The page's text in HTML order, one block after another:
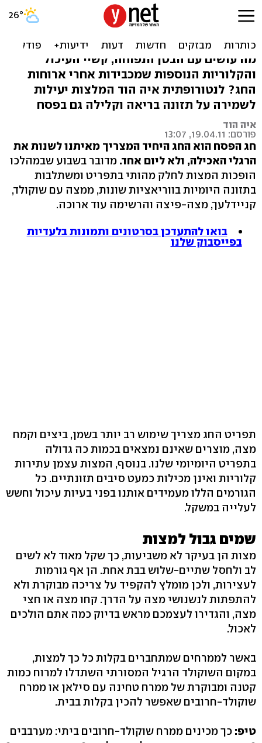
תה ותפוח: איך להקל על קשיי
מה עושים עם הבטן הנפוחה, קשיי העיכול
והקלוריות הנוספות שמכבידות אחרי ארוחות
החג? לנטורופתית איה הוד המלצות יעילות
לשמירה על תזונה בריאה וקלילה גם בפסח
איה הוד
פורסם: 19.04.11, 13:07
חג הפסח הוא החג היחיד המצריך מאיתנו לשנות את
הרגלי האכילה, ולא ליום אחד. מדובר בשבוע שבמהלכו
הופכות המצות לחלק מהותי בתפריט ומשתלבות
בתזונה היומיות בווריאציות שונות, ממצה עם שוקולד,
קניידלעך, מצה-פיצה והרשימה עוד ארוכה.
בואו להתעדכן בסרטונים ותמונות בלעדיות
בפייסבוק שלנו
תפריט החג מצריך שימוש רב יותר בשמן, ביצים וקמח
מצה, מוצרים שאינם נמצאים בכמות כה גדולה
בתפריט היומיומי שלנו. בנוסף, המצות עצמן עתירות
קלוריות ואינן מכילות כמעט סיבים תזונתיים. כל
הגורמים הללו מעמידים אותנו בפני בעיות עיכול וחשש
לעלייה במשקל.
שמים גבול למצות
מצות הן בעיקר לא משביעות, כך שקל מאוד לא לשים
לב ולחסל שתיים-שלוש בבת אחת. הן אף גורמות
לעצירות, ולכן מומלץ להקפיד על צריכה מבוקרת ולא
להתפתות לנשנושי מצה על הדרך. קחו מצה או חצי
מצה, והגדירו לעצמכם מראש בדיוק כמה אתם הולכים
לאכול.
באשר לממרחים שמתחברים בקלות כל כך למצות,
במקום השוקולד הרגיל המסורתי השתדלו למרוח כמות
קטנה ומבוקרת של ממרח טחינה עם סילאן או ממרח
שוקולד-חרובים שאפשר להכין בקלות בבית.
טיפ: כך מכינים ממרח שוקולד-חרובים ביתי: מערבבים